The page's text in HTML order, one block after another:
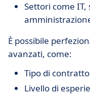
Settori come
È possibile
avanzati, come:
Tipo di
Livello di